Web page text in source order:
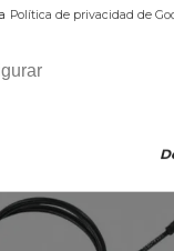
Política de privacidad de